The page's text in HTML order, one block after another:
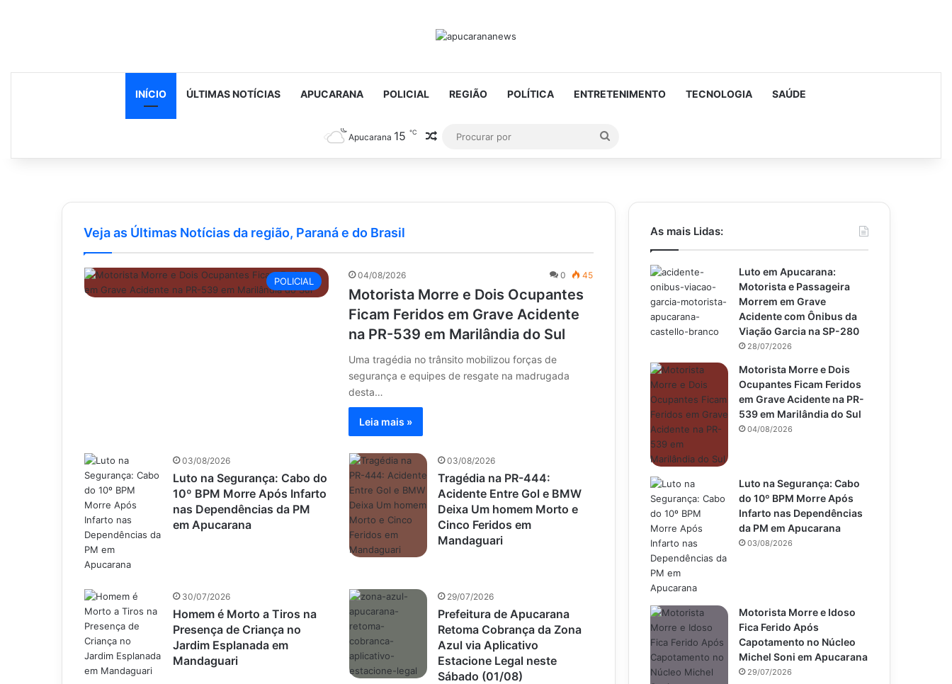
INÍCIO ÚLTIMAS NOTÍCIAS APUCARANA POLICIAL REGIÃO POLÍTICA ENTRETENIMENTO TECNOLOGIA SAÚDE
Apucarana 15 ℃ Artigo aleatório
Procurar
por
Veja as Últimas Notícias da região, Paraná e do Brasil
POLICIAL
04/08/2026 0 45
Motorista Morre e Dois Ocupantes
Ficam Feridos em Grave Acidente
na PR-539 em Marilândia do Sul
Uma tragédia no trânsito mobilizou forças de
segurança e equipes de resgate na madrugada
desta…
Leia mais »
03/08/2026
Luto na Segurança: Cabo do
10º BPM Morre Após Infarto
nas Dependências da PM
em Apucarana
03/08/2026
Tragédia na PR-444:
Acidente Entre Gol e BMW
Deixa Um homem Morto e
Cinco Feridos em
Mandaguari
30/07/2026
Homem é Morto a Tiros na
Presença de Criança no
Jardim Esplanada em
Mandaguari
29/07/2026
Prefeitura de Apucarana
Retoma Cobrança da Zona
Azul via Aplicativo
Estacione Legal neste
Sábado (01/08)
As mais Lidas:
Luto em Apucarana:
Motorista e Passageira
Morrem em Grave
Acidente com Ônibus da
Viação Garcia na SP-280
28/07/2026
Motorista Morre e Dois
Ocupantes Ficam Feridos
em Grave Acidente na PR-
539 em Marilândia do Sul
04/08/2026
Luto na Segurança: Cabo
do 10º BPM Morre Após
Infarto nas Dependências
da PM em Apucarana
03/08/2026
Motorista Morre e Idoso
Fica Ferido Após
Capotamento no Núcleo
Michel Soni em Apucarana
29/07/2026